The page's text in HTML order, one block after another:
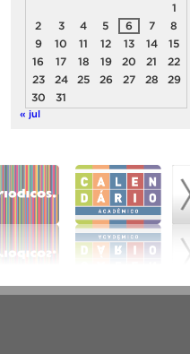
1
2
3 4 5 6 7
8
9
10 11 12 13 14
15
16
17 18 19 20 21
22
23
24 25 26 27 28
29
30
31
« jul